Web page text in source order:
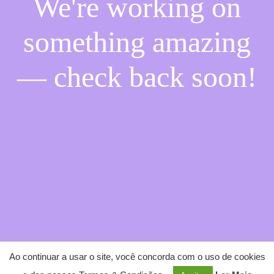
We're working on
something amazing
— check back soon!
Ao continuar a usar o site, você concorda com o uso de cookies